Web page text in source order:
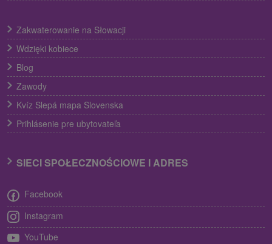
Zakwaterowanie na Słowacji
Wdzięki kobiece
Blog
Zawody
Kvíz Slepá mapa Slovenska
Prihlásenie pre ubytovateľa
SIECI SPOŁECZNOŚCIOWE I ADRES
Facebook
Instagram
YouTube